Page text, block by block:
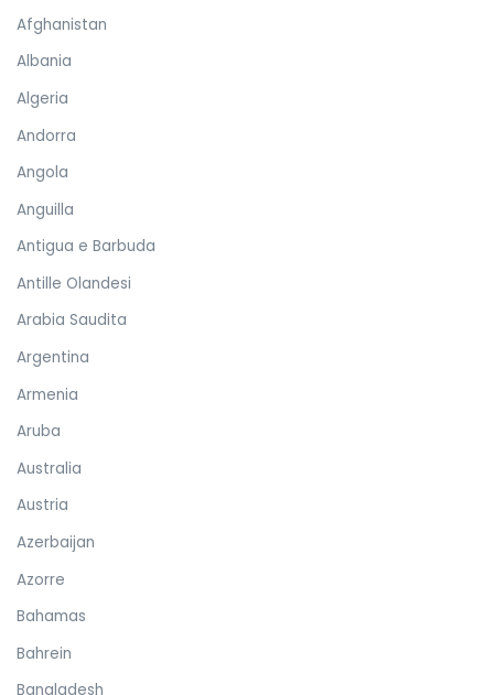
Afghanistan
Albania
Algeria
Andorra
Angola
Anguilla
Antigua e Barbuda
Antille Olandesi
Arabia Saudita
Argentina
Armenia
Aruba
Australia
Austria
Azerbaijan
Azorre
Bahamas
Bahrein
Bangladesh